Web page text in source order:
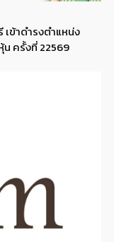
ข้าดำรงตำแหน่ง
ครั้งที่ 22569